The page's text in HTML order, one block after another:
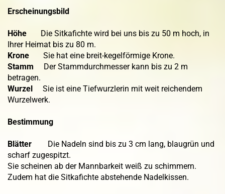
Erscheinungsbild
Höhe Die Sitkafichte wird bei uns bis zu 50 m hoch, in
Ihrer Heimat bis zu 80 m.
Krone Sie hat eine breit-kegelförmige Krone.
Stamm Der Stammdurchmesser kann bis zu 2 m
betragen.
Wurzel Sie ist eine Tiefwurzlerin mit weit reichendem
Wurzelwerk.
Bestimmung
Blätter Die Nadeln sind bis zu 3 cm lang, blaugrün und
scharf zugespitzt.
Sie scheinen ab der Mannbarkeit weiß zu schimmern.
Zudem hat die Sitkafichte abstehende Nadelkissen.